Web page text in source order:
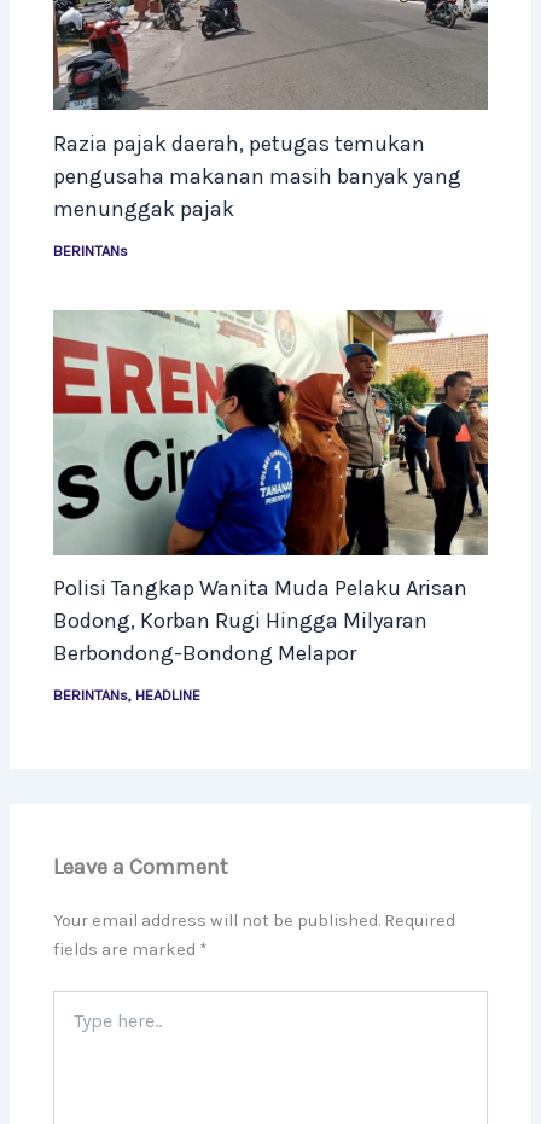
Razia pajak daerah, petugas temukan
pengusaha makanan masih banyak yang
menunggak pajak
BERINTANs
Polisi Tangkap Wanita Muda Pelaku Arisan
Bodong, Korban Rugi Hingga Milyaran
Berbondong-Bondong Melapor
BERINTANs, HEADLINE
Leave a Comment
Your email address will not be published. Required
fields are marked *
here..